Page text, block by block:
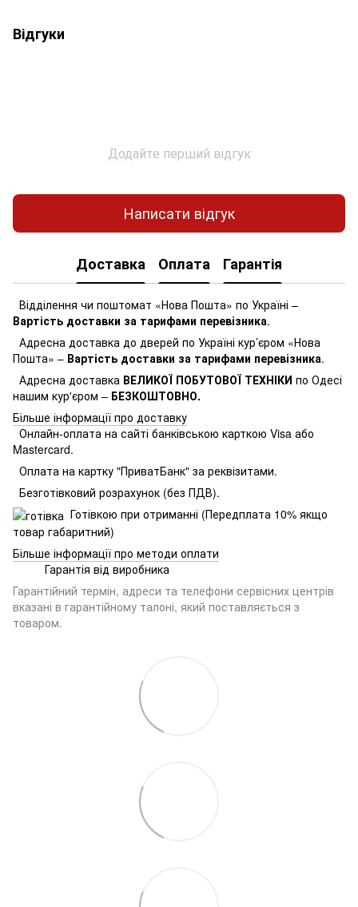
Відгуки
Додайте перший відгук
Написати відгук
Доставка Оплата Гарантія
Відділення чи поштомат «Нова Пошта» по Україні –
Вартість доставки за тарифами перевізника.
Адресна доставка до дверей по Україні кур’єром «Нова
Пошта» – Вартість доставки за тарифами перевізника.
Адресна доставка ВЕЛИКОЇ ПОБУТОВОЇ ТЕХНІКИ по Одесі
нашим кур'єром – БЕЗКОШТОВНО.
Більше інформації про доставку
Онлайн-оплата на сайті банківською карткою Visa або
Mastercard.
Оплата на картку "ПриватБанк" за реквізитами.
Безготівковий розрахунок (без ПДВ).
Готівкою при отриманні (Передплата 10% якщо
товар габаритний)
Більше інформації про методи оплати
Гарантія від виробника
Гарантійний термін, адреси та телефони сервісних центрів
вказані в гарантійному талоні, який поставляється з
товаром.